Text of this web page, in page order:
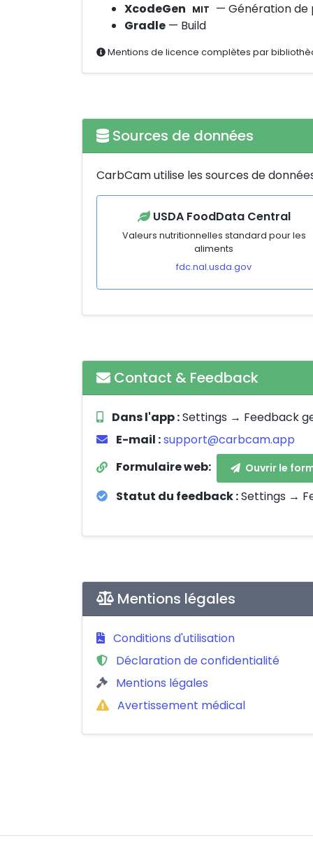
XcodeGen
MIT
— Génération de
Gradle — Build
Mentions de licence complètes par
Sources de données
CarbCam utilise les sources de
USDA FoodData Central
Valeurs nutritionnelles standard pour les
aliments
fdc.nal.usda.gov
Contact & Feedback
Dans l'app :Settings → Feedback
E-mail :support@carbcam.app
Formulaire web:
Ouvrir le
Statut du feedback :Settings →
Mentions légales
Conditions d'utilisation
Déclaration de confidentialité
Mentions légales
Avertissement médical